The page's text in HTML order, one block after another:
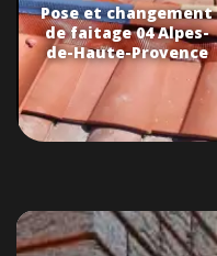
Pose et changement
de faitage 04 Alpes-
de-Haute-Provence